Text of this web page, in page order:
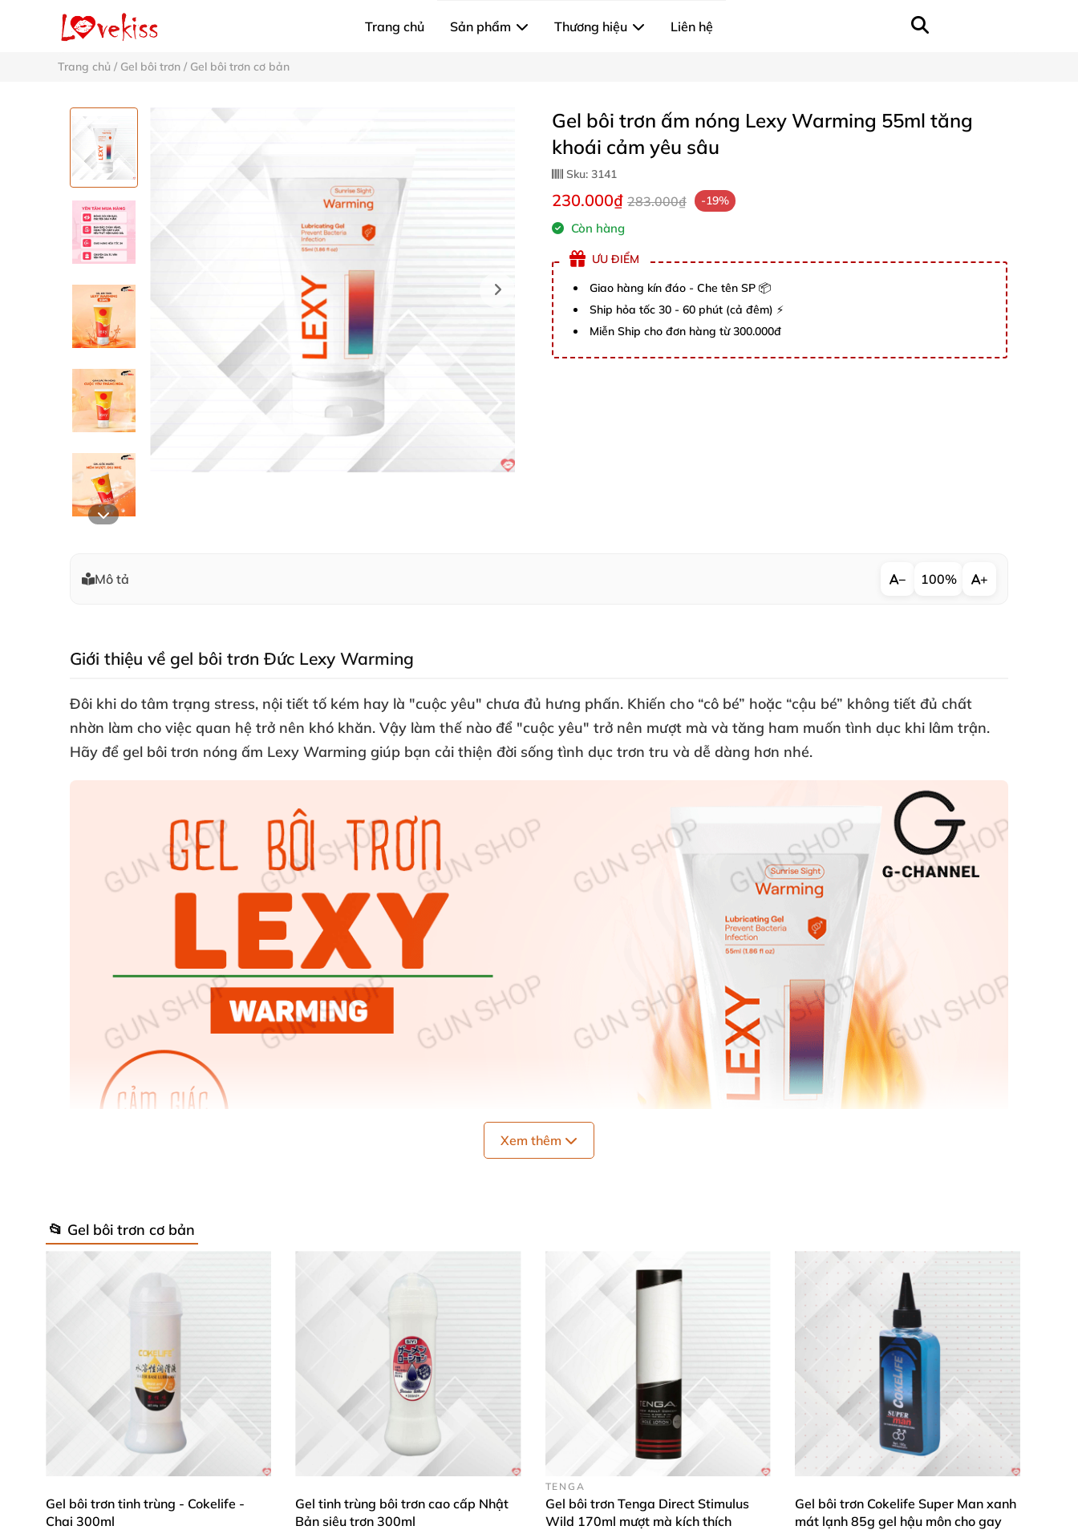
Trang chủ Sản phẩm Thương hiệu Liên hệ
Trang chủ / Gel bôi trơn / Gel bôi trơn cơ bản
Gel bôi trơn ấm nóng Lexy Warming 55ml tăng
khoái cảm yêu sâu
Sku: 3141
230.000₫ 283.000₫ -19%
Còn hàng
ƯU ĐIỂM
Giao hàng kín đáo - Che tên SP 📦
Ship hỏa tốc 30 - 60 phút (cả đêm) ⚡
Miễn Ship cho đơn hàng từ 300.000đ
Mô tả − 100% +
Giới thiệu về gel bôi trơn Đức Lexy Warming
Đôi khi do tâm trạng stress, nội tiết tố kém hay là "cuộc yêu" chưa đủ hưng phấn. Khiến cho “cô bé” hoặc “cậu bé” không tiết đủ chất
nhờn làm cho việc quan hệ trở nên khó khăn. Vậy làm thế nào để "cuộc yêu" trở nên mượt mà và tăng ham muốn tình dục khi lâm trận.
Hãy để gel bôi trơn nóng ấm Lexy Warming giúp bạn cải thiện đời sống tình dục trơn tru và dễ dàng hơn nhé.
Gel bôi trơn Đức Lexy Warming là gì?
Gel bôi trơn Lexy Warming có nguồn gốc từ nước Đức, đây là sản phẩm và sử dụng trên khắp thế giới.
Xem thêm
📂 Gel bôi trơn cơ bản
Gel bôi trơn tinh trùng - Cokelife -
Chai 300ml
Gel tinh trùng bôi trơn cao cấp Nhật
Bản siêu trơn 300ml
TENGA
Gel bôi trơn Tenga Direct Stimulus
Wild 170ml mượt mà kích thích
Gel bôi trơn Cokelife Super Man xanh
mát lạnh 85g gel hậu môn cho gay